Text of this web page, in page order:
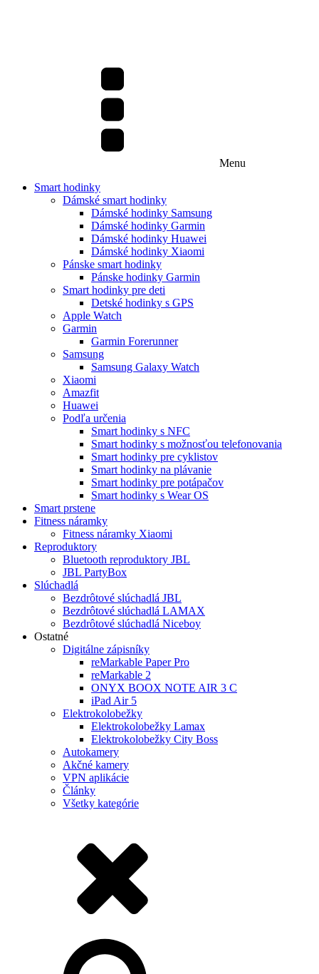
Menu
Smart hodinky
Dámské smart hodinky
Dámské hodinky Samsung
Dámské hodinky Garmin
Dámské hodinky Huawei
Dámské hodinky Xiaomi
Pánske smart hodinky
Pánske hodinky Garmin
Smart hodinky pre deti
Detské hodinky s GPS
Apple Watch
Garmin
Garmin Forerunner
Samsung
Samsung Galaxy Watch
Xiaomi
Amazfit
Huawei
Podľa určenia
Smart hodinky s NFC
Smart hodinky s možnosťou telefonovania
Smart hodinky pre cyklistov
Smart hodinky na plávanie
Smart hodinky pre potápačov
Smart hodinky s Wear OS
Smart prstene
Fitness náramky
Fitness náramky Xiaomi
Reproduktory
Bluetooth reproduktory JBL
JBL PartyBox
Slúchadlá
Bezdrôtové slúchadlá JBL
Bezdrôtové slúchadlá LAMAX
Bezdrôtové slúchadlá Niceboy
Ostatné
Digitálne zápisníky
reMarkable Paper Pro
reMarkable 2
ONYX BOOX NOTE AIR 3 C
iPad Air 5
Elektrokolobežky
Elektrokolobežky Lamax
Elektrokolobežky City Boss
Autokamery
Akčné kamery
VPN aplikácie
Články
Všetky kategórie